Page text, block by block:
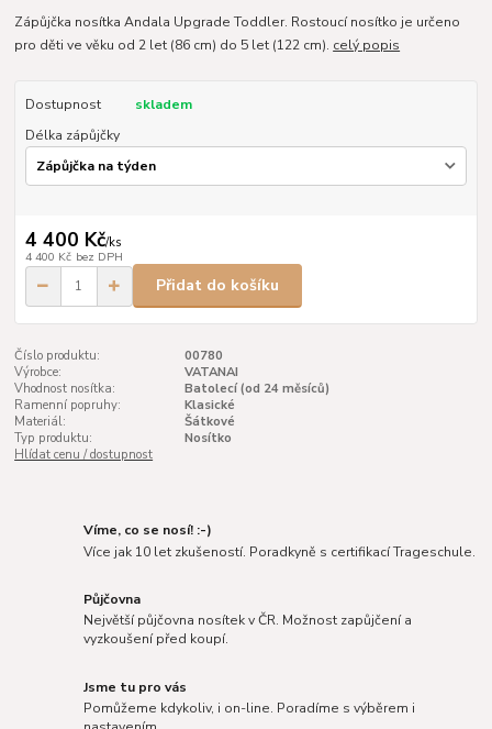
Zápůjčka nosítka Andala Upgrade Toddler. Rostoucí nosítko je určeno
pro děti ve věku od 2 let (86 cm) do 5 let (122 cm). celý popis
Dostupnost
skladem
Délka zápůjčky
4 400 Kč/ks
4 400 Kč bez DPH
Přidat do košíku
Číslo produktu:
00780
Výrobce:
VATANAI
Vhodnost nosítka:
Batolecí (od 24 měsíců)
Ramenní popruhy:
Klasické
Materiál:
Šátkové
Typ produktu:
Nosítko
Hlídat cenu / dostupnost
Víme, co se nosí! :-)
Více jak 10 let zkušeností. Poradkyně s certifikací Trageschule.
Půjčovna
Největší půjčovna nosítek v ČR. Možnost zapůjčení a
vyzkoušení před koupí.
Jsme tu pro vás
Pomůžeme kdykoliv, i on-line. Poradíme s výběrem i